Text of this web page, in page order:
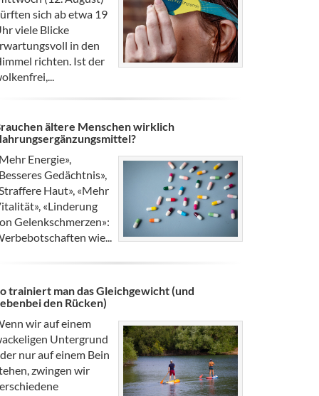
sich ab etwa 19
viele Blicke
in den
richten. Ist der
ältere Menschen wirklich
Energie»,
Gedächtnis»,
Haut», «Mehr
«Linderung
Gelenkschmerzen»:
wie...
trainiert man das Gleichgewicht (und
den Rücken)
wir auf einem
Untergrund
nur auf einem Bein
zwingen wir